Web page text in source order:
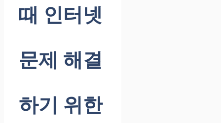
때 인터넷
문제 해결
하기 위한